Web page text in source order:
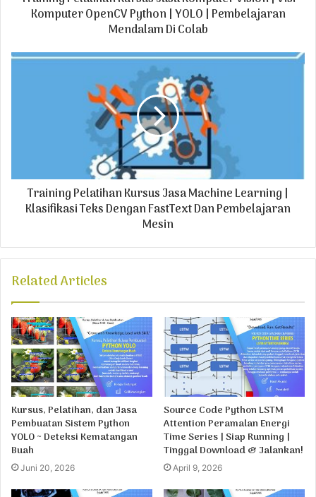
s
Komputer OpenCV Python | YOLO | Pembelajaran
Mendalam Di Colab
Training Pelatihan Kursus Jasa Machine Learning |
Klasifikasi Teks Dengan FastText Dan Pembelajaran
Mesin
Related Articles
Kursus, Pelatihan, dan Jasa
Pembuatan Sistem Python
YOLO ~ Deteksi Kematangan
Buah
Juni 20, 2026
Source Code Python LSTM
Attention Peramalan Energi
Time Series | Siap Running |
Tinggal Download & Jalankan!
April 9, 2026